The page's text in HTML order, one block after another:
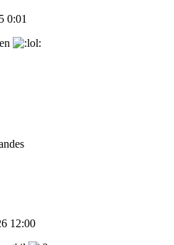
0:01
12:00